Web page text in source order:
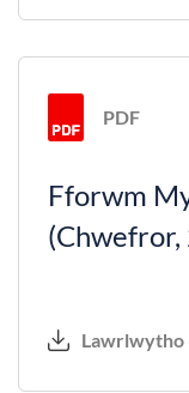
PDF
Fforwm
(Chwefror,
Lawrlwytho